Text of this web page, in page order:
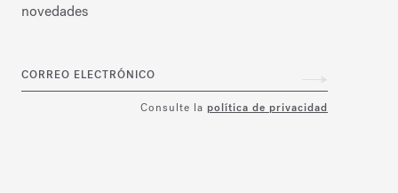
novedades
CORREO ELECTRÓNICO
Consulte la política de privacidad